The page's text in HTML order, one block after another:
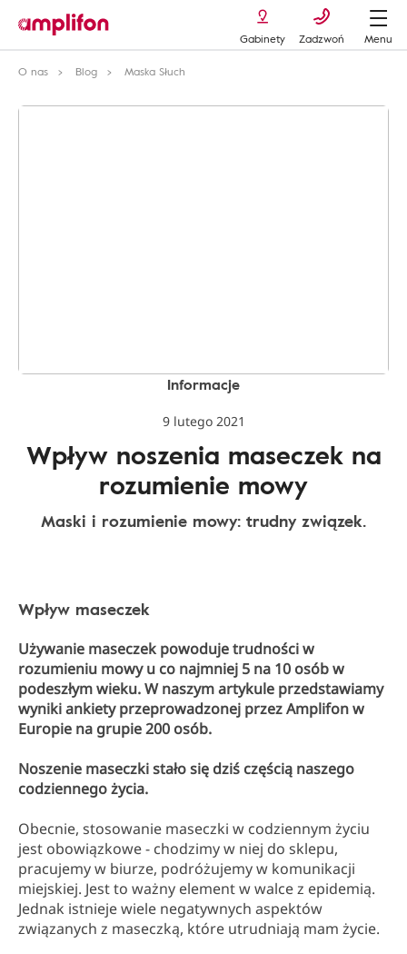
Gabinety Zadzwoń
Menu
O nas
Blog Maska Słuch
Informacje
9 lutego 2021
Wpływ noszenia maseczek na
rozumienie mowy
Maski i rozumienie mowy: trudny związek.
Wpływ maseczek
Używanie maseczek powoduje trudności w
rozumieniu mowy u co najmniej 5 na 10 osób w
podeszłym wieku. W naszym artykule przedstawiamy
wyniki ankiety przeprowadzonej przez Amplifon w
Europie na grupie 200 osób.
Noszenie maseczki stało się dziś częścią naszego
codziennego życia.
Obecnie, stosowanie maseczki w codziennym życiu
jest obowiązkowe - chodzimy w niej do sklepu,
pracujemy w biurze, podróżujemy w komunikacji
miejskiej. Jest to ważny element w walce z epidemią.
Jednak istnieje wiele negatywnych aspektów
związanych z maseczką, które utrudniają mam życie.